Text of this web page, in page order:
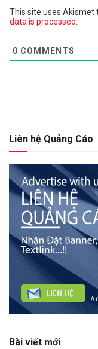
This site uses Akismet
data is processed.
0 COMMENTS
Liên hệ Quảng Cáo
Bài viết mới